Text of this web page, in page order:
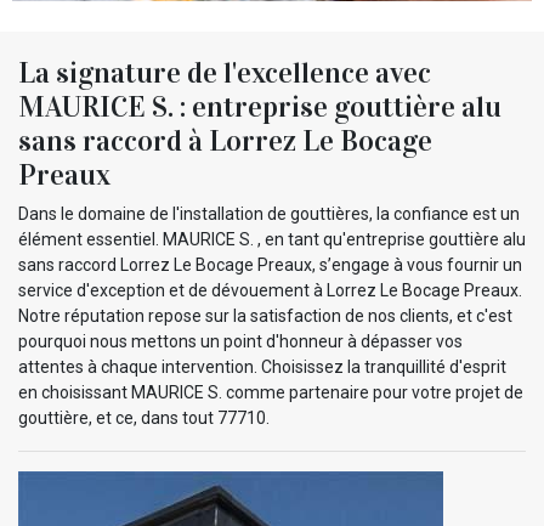
La signature de l'excellence avec
MAURICE S. : entreprise gouttière alu
sans raccord à Lorrez Le Bocage
Preaux
Dans le domaine de l'installation de gouttières, la confiance est un
élément essentiel. MAURICE S. , en tant qu'entreprise gouttière alu
sans raccord Lorrez Le Bocage Preaux, s’engage à vous fournir un
service d'exception et de dévouement à Lorrez Le Bocage Preaux.
Notre réputation repose sur la satisfaction de nos clients, et c'est
pourquoi nous mettons un point d'honneur à dépasser vos
attentes à chaque intervention. Choisissez la tranquillité d'esprit
en choisissant MAURICE S. comme partenaire pour votre projet de
gouttière, et ce, dans tout 77710.